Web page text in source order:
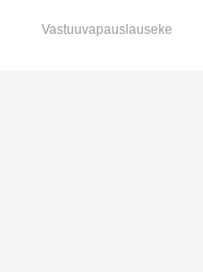
Vastuuvapauslauseke